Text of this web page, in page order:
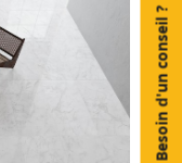
Besoin d'un conseil ?